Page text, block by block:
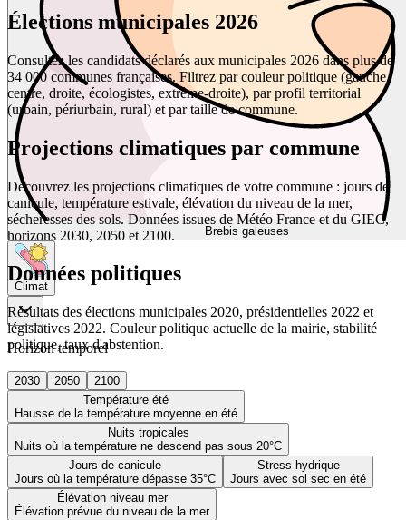
Brebis galeuses
Climat
Horizon temporel
2030 2050
2100
Température été
Hausse de la température moyenne en été
Nuits tropicales
Nuits où la température ne descend pas sous 20°C
Jours de canicule
Jours où la température dépasse 35°C
Stress hydrique
Jours avec sol sec en été
Élévation niveau mer
Élévation prévue du niveau de la mer
Élections municipales 2026
Consultez les candidats déclarés aux municipales 2026 dans plus de
34 000 communes françaises. Filtrez par couleur politique (gauche,
centre, droite, écologistes, extrême-droite), par profil territorial
(urbain, périurbain, rural) et par taille de commune.
Projections climatiques par commune
Découvrez les projections climatiques de votre commune : jours de
canicule, température estivale, élévation du niveau de la mer,
sécheresses des sols. Données issues de Météo France et du GIEC,
horizons 2030, 2050 et 2100.
Données politiques
Résultats des élections municipales 2020, présidentielles 2022 et
législatives 2022. Couleur politique actuelle de la mairie, stabilité
politique, taux d'abstention.